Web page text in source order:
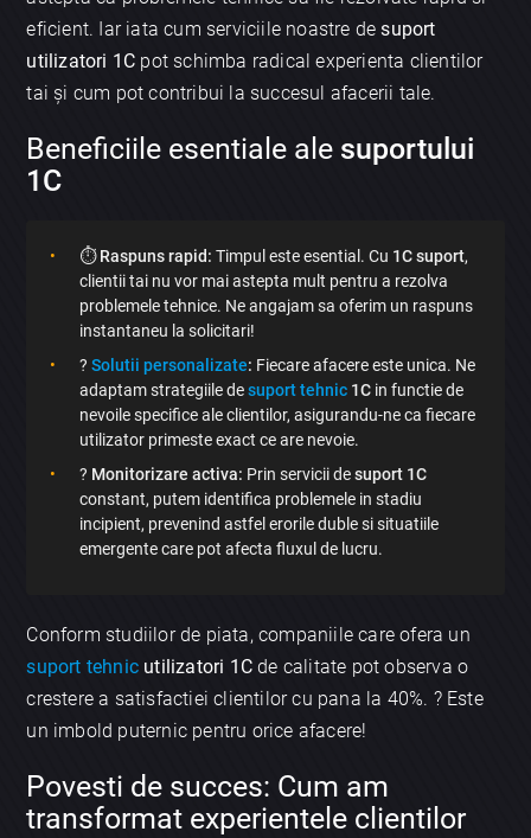
eficient. Iar iata cum serviciile noastre desuport
utilizatori 1C pot schimba radical experienta clientilor
tai și cum pot contribui la succesul afacerii tale.
Beneficiile esentiale ale suportului
1C
⏱️Raspuns rapid: Timpul este esential. Cu 1C suport,
clientii tai nu vor mai astepta mult pentru a rezolva
problemele tehnice. Ne angajam sa oferim un raspuns
instantaneu la solicitari!
?Solutii personalizate: Fiecare afacere este unica. Ne
adaptam strategiile desuport tehnic 1C in functie de
nevoile specifice ale clientilor, asigurandu-ne ca fiecare
utilizator primeste exact ce are nevoie.
? Monitorizare activa: Prin servicii desuport 1C
constant, putem identifica problemele in stadiu
incipient, prevenind astfel erorile duble si situatiile
emergente care pot afecta fluxul de lucru.
Conform studiilor de piata, companiile care ofera un
suport tehnic utilizatori 1C de calitate pot observa o
crestere a satisfactiei clientilor cu pana la 40%. ? Este
un imbold puternic pentru orice afacere!
Povesti de succes: Cum am
transformat experientele clientilor